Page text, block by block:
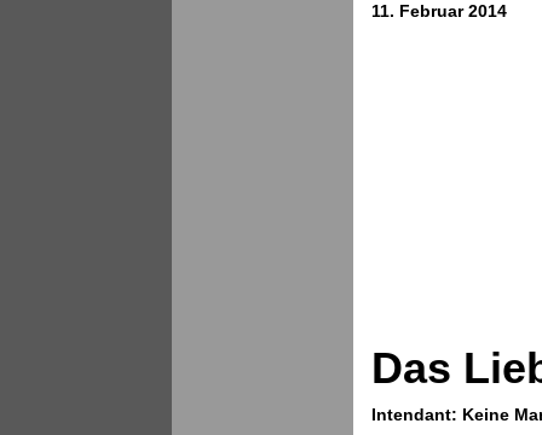
Das
Intendant: Keine
11. Februar 2014